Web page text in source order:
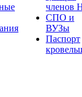
членов
СПО и
ВУЗы
Паспорт